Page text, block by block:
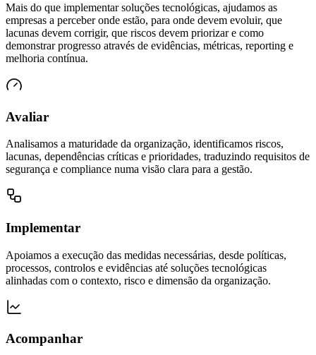
Mais do que implementar soluções tecnológicas, ajudamos as
empresas a perceber onde estão, para onde devem evoluir, que
lacunas devem corrigir, que riscos devem priorizar e como
demonstrar progresso através de evidências, métricas, reporting e
melhoria contínua.
Avaliar
Analisamos a maturidade da organização, identificamos riscos,
lacunas, dependências críticas e prioridades, traduzindo requisitos de
segurança e compliance numa visão clara para a gestão.
Implementar
Apoiamos a execução das medidas necessárias, desde políticas,
processos, controlos e evidências até soluções tecnológicas
alinhadas com o contexto, risco e dimensão da organização.
Acompanhar